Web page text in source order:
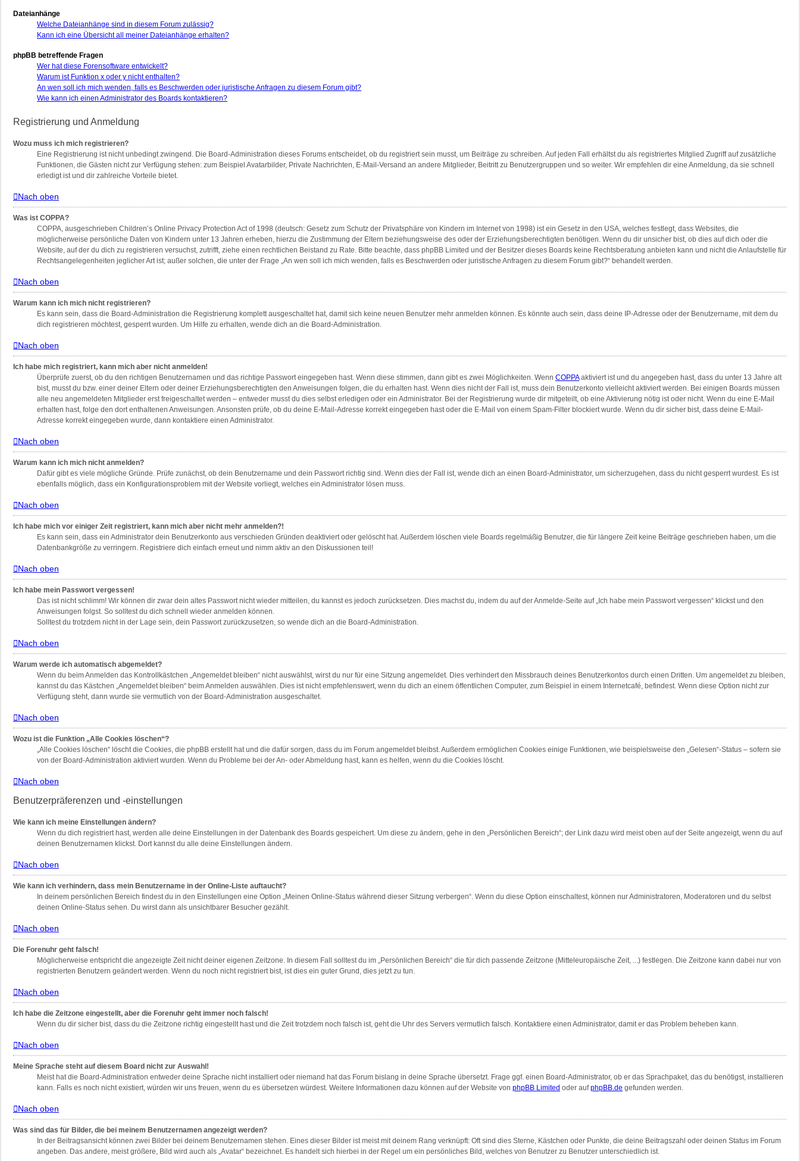
Dateianhänge
Welche Dateianhänge sind in diesem Forum zulässig?
Kann ich eine Übersicht all meiner Dateianhänge erhalten?
phpBB betreffende Fragen
Wer hat diese Forensoftware entwickelt?
Warum ist Funktion x oder y nicht enthalten?
An wen soll ich mich wenden, falls es Beschwerden oder juristische Anfragen zu diesem Forum gibt?
Wie kann ich einen Administrator des Boards kontaktieren?
Registrierung und Anmeldung
Wozu muss ich mich registrieren?
Eine Registrierung ist nicht unbedingt zwingend. Die Board-Administration dieses Forums entscheidet, ob du registriert sein musst, um Beiträge zu schreiben. Auf jeden Fall erhältst du als registriertes Mitglied Zugriff auf zusätzliche
Funktionen, die Gästen nicht zur Verfügung stehen: zum Beispiel Avatarbilder, Private Nachrichten, E-Mail-Versand an andere Mitglieder, Beitritt zu Benutzergruppen und so weiter. Wir empfehlen dir eine Anmeldung, da sie schnell
erledigt ist und dir zahlreiche Vorteile bietet.
Nach oben
Was ist COPPA?
COPPA, ausgeschrieben Children’s Online Privacy Protection Act of 1998 (deutsch: Gesetz zum Schutz der Privatsphäre von Kindern im Internet von 1998) ist ein Gesetz in den USA, welches festlegt, dass Websites, die
möglicherweise persönliche Daten von Kindern unter 13 Jahren erheben, hierzu die Zustimmung der Eltern beziehungsweise des oder der Erziehungsberechtigten benötigen. Wenn du dir unsicher bist, ob dies auf dich oder die
Website, auf der du dich zu registrieren versuchst, zutrifft, ziehe einen rechtlichen Beistand zu Rate. Bitte beachte, dass phpBB Limited und der Besitzer dieses Boards keine Rechtsberatung anbieten kann und nicht die Anlaufstelle für
Rechtsangelegenheiten jeglicher Art ist; außer solchen, die unter der Frage „An wen soll ich mich wenden, falls es Beschwerden oder juristische Anfragen zu diesem Forum gibt?“ behandelt werden.
Nach oben
Warum kann ich mich nicht registrieren?
Es kann sein, dass die Board-Administration die Registrierung komplett ausgeschaltet hat, damit sich keine neuen Benutzer mehr anmelden können. Es könnte auch sein, dass deine IP-Adresse oder der Benutzername, mit dem du
dich registrieren möchtest, gesperrt wurden. Um Hilfe zu erhalten, wende dich an die Board-Administration.
Nach oben
Ich habe mich registriert, kann mich aber nicht anmelden!
Überprüfe zuerst, ob du den richtigen Benutzernamen und das richtige Passwort eingegeben hast. Wenn diese stimmen, dann gibt es zwei Möglichkeiten. Wenn COPPAaktiviert ist und du angegeben hast, dass du unter 13 Jahre alt
bist, musst du bzw. einer deiner Eltern oder deiner Erziehungsberechtigten den Anweisungen folgen, die du erhalten hast. Wenn dies nicht der Fall ist, muss dein Benutzerkonto vielleicht aktiviert werden. Bei einigen Boards müssen
alle neu angemeldeten Mitglieder erst freigeschaltet werden – entweder musst du dies selbst erledigen oder ein Administrator. Bei der Registrierung wurde dir mitgeteilt, ob eine Aktivierung nötig ist oder nicht. Wenn du eine E-Mail
erhalten hast, folge den dort enthaltenen Anweisungen. Ansonsten prüfe, ob du deine E-Mail-Adresse korrekt eingegeben hast oder die E-Mail von einem Spam-Filter blockiert wurde. Wenn du dir sicher bist, dass deine E-Mail-
Adresse korrekt eingegeben wurde, dann kontaktiere einen Administrator.
Nach oben
Warum kann ich mich nicht anmelden?
Dafür gibt es viele mögliche Gründe. Prüfe zunächst, ob dein Benutzername und dein Passwort richtig sind. Wenn dies der Fall ist, wende dich an einen Board-Administrator, um sicherzugehen, dass du nicht gesperrt wurdest. Es ist
ebenfalls möglich, dass ein Konfigurationsproblem mit der Website vorliegt, welches ein Administrator lösen muss.
Nach oben
Ich habe mich vor einiger Zeit registriert, kann mich aber nicht mehr anmelden?!
Es kann sein, dass ein Administrator dein Benutzerkonto aus verschieden Gründen deaktiviert oder gelöscht hat. Außerdem löschen viele Boards regelmäßig Benutzer, die für längere Zeit keine Beiträge geschrieben haben, um die
Datenbankgröße zu verringern. Registriere dich einfach erneut und nimm aktiv an den Diskussionen teil!
Nach oben
Ich habe mein Passwort vergessen!
Das ist nicht schlimm! Wir können dir zwar dein altes Passwort nicht wieder mitteilen, du kannst es jedoch zurücksetzen. Dies machst du, indem du auf der Anmelde-Seite auf „Ich habe mein Passwort vergessen“ klickst und den
Anweisungen folgst. So solltest du dich schnell wieder anmelden können.
Solltest du trotzdem nicht in der Lage sein, dein Passwort zurückzusetzen, so wende dich an die Board-Administration.
Nach oben
Warum werde ich automatisch abgemeldet?
Wenn du beim Anmelden das Kontrollkästchen „Angemeldet bleiben“ nicht auswählst, wirst du nur für eine Sitzung angemeldet. Dies verhindert den Missbrauch deines Benutzerkontos durch einen Dritten. Um angemeldet zu bleiben,
kannst du das Kästchen „Angemeldet bleiben“ beim Anmelden auswählen. Dies ist nicht empfehlenswert, wenn du dich an einem öffentlichen Computer, zum Beispiel in einem Internetcafé, befindest. Wenn diese Option nicht zur
Verfügung steht, dann wurde sie vermutlich von der Board-Administration ausgeschaltet.
Nach oben
Wozu ist die Funktion „Alle Cookies löschen“?
„Alle Cookies löschen“ löscht die Cookies, die phpBB erstellt hat und die dafür sorgen, dass du im Forum angemeldet bleibst. Außerdem ermöglichen Cookies einige Funktionen, wie beispielsweise den „Gelesen“-Status – sofern sie
von der Board-Administration aktiviert wurden. Wenn du Probleme bei der An- oder Abmeldung hast, kann es helfen, wenn du die Cookies löscht.
Nach oben
Benutzerpräferenzen und -einstellungen
Wie kann ich meine Einstellungen ändern?
Wenn du dich registriert hast, werden alle deine Einstellungen in der Datenbank des Boards gespeichert. Um diese zu ändern, gehe in den „Persönlichen Bereich“; der Link dazu wird meist oben auf der Seite angezeigt, wenn du auf
deinen Benutzernamen klickst. Dort kannst du alle deine Einstellungen ändern.
Nach oben
Wie kann ich verhindern, dass mein Benutzername in der Online-Liste auftaucht?
In deinem persönlichen Bereich findest du in den Einstellungen eine Option „Meinen Online-Status während dieser Sitzung verbergen“. Wenn du diese Option einschaltest, können nur Administratoren, Moderatoren und du selbst
deinen Online-Status sehen. Du wirst dann als unsichtbarer Besucher gezählt.
Nach oben
Die Forenuhr geht falsch!
Möglicherweise entspricht die angezeigte Zeit nicht deiner eigenen Zeitzone. In diesem Fall solltest du im „Persönlichen Bereich“ die für dich passende Zeitzone (Mitteleuropäische Zeit, ...) festlegen. Die Zeitzone kann dabei nur von
registrierten Benutzern geändert werden. Wenn du noch nicht registriert bist, ist dies ein guter Grund, dies jetzt zu tun.
Nach oben
Ich habe die Zeitzone eingestellt, aber die Forenuhr geht immer noch falsch!
Wenn du dir sicher bist, dass du die Zeitzone richtig eingestellt hast und die Zeit trotzdem noch falsch ist, geht die Uhr des Servers vermutlich falsch. Kontaktiere einen Administrator, damit er das Problem beheben kann.
Nach oben
Meine Sprache steht auf diesem Board nicht zur Auswahl!
Meist hat die Board-Administration entweder deine Sprache nicht installiert oder niemand hat das Forum bislang in deine Sprache übersetzt. Frage ggf. einen Board-Administrator, ob er das Sprachpaket, das du benötigst, installieren
kann. Falls es noch nicht existiert, würden wir uns freuen, wenn du es übersetzen würdest. Weitere Informationen dazu können auf der Website von phpBB Limited oder aufphpBB.de gefunden werden.
Nach oben
Was sind das für Bilder, die bei meinem Benutzernamen angezeigt werden?
In der Beitragsansicht können zwei Bilder bei deinem Benutzernamen stehen. Eines dieser Bilder ist meist mit deinem Rang verknüpft: Oft sind dies Sterne, Kästchen oder Punkte, die deine Beitragszahl oder deinen Status im Forum
angeben. Das andere, meist größere, Bild wird auch als „Avatar“ bezeichnet. Es handelt sich hierbei in der Regel um ein persönliches Bild, welches von Benutzer zu Benutzer unterschiedlich ist.